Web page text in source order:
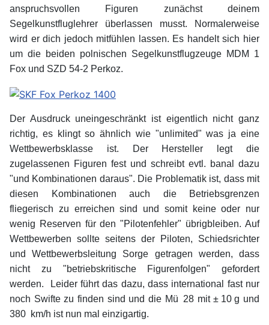
anspruchsvollen Figuren zunächst deinem
Segelkunstfluglehrer überlassen musst. Normalerweise
wird er dich jedoch mitfühlen lassen. Es handelt sich hier
um die beiden polnischen Segelkunstflugzeuge MDM 1
Fox und SZD 54-2 Perkoz.
Der Ausdruck uneingeschränkt ist eigentlich nicht ganz
richtig, es klingt so ähnlich wie "unlimited" was ja eine
Wettbewerbsklasse ist. Der Hersteller legt die
zugelassenen Figuren fest und schreibt evtl. banal dazu
"und Kombinationen daraus". Die Problematik ist, dass mit
diesen Kombinationen auch die Betriebsgrenzen
fliegerisch zu erreichen sind und somit keine oder nur
wenig Reserven für den "Pilotenfehler" übrigbleiben. Auf
Wettbewerben sollte seitens der Piloten, Schiedsrichter
und Wettbewerbsleitung Sorge getragen werden, dass
nicht zu "betriebskritische Figurenfolgen" gefordert
werden. Leider führt das dazu, dass international fast nur
noch Swifte zu finden sind und die Mü 28 mit ± 10 .g und
380 km/h ist nun mal einzigartig.